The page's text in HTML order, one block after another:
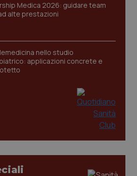
Medica 2026: guidare team
alte prestazioni
nello studio
applicazioni concrete e
ironfish-
www.quotidianosanita.it
ironfish-
www.quotidianosanita.it